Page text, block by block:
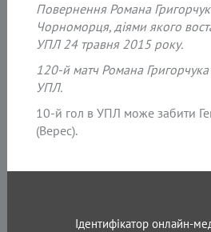
Повернення Романа
Чорноморця, діями якого
УПЛ 24 травня 2015 року.
120-й матч Романа Григорчука
УПЛ.
10-й гол в УПЛ може забити
(Верес).
Ідентифікатор онлайн-